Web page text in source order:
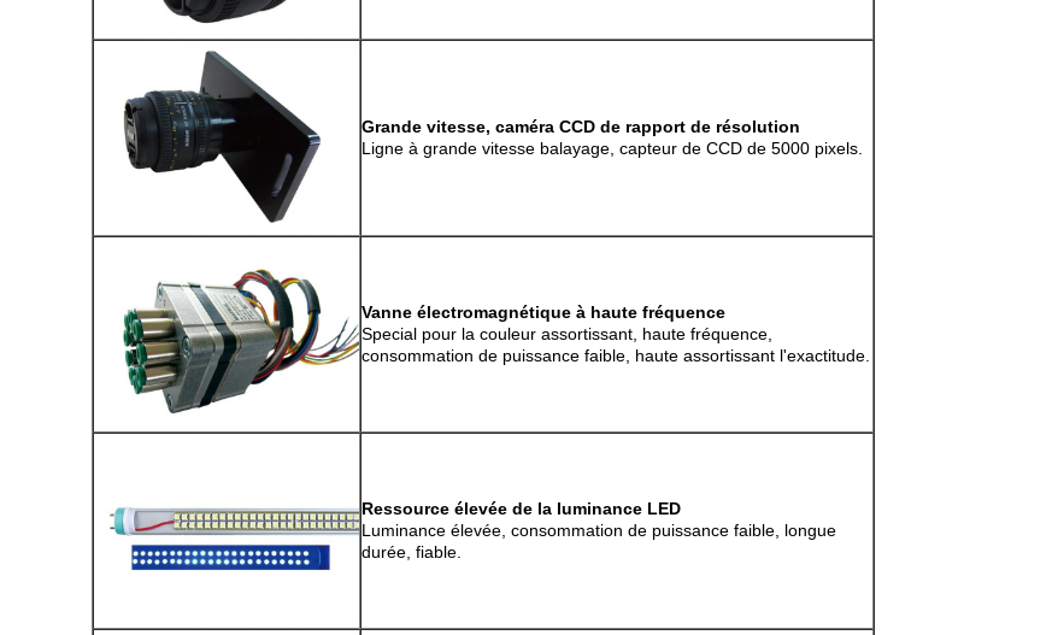
Grande vitesse, caméra CCD de rapport de résolution
Ligne à grande vitesse balayage, capteur de CCD de 5000 pixels.
Vanne électromagnétique à haute fréquence
Special pour la couleur assortissant, haute fréquence,
consommation de puissance faible, haute assortissant l'exactitude.
Ressource élevée de la luminance LED
Luminance élevée, consommation de puissance faible, longue
durée, fiable.